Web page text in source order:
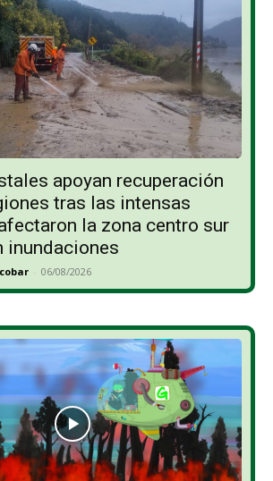
apoyan recuperación
tras las intensas
la zona centro sur
inundaciones
- 06/08/2026